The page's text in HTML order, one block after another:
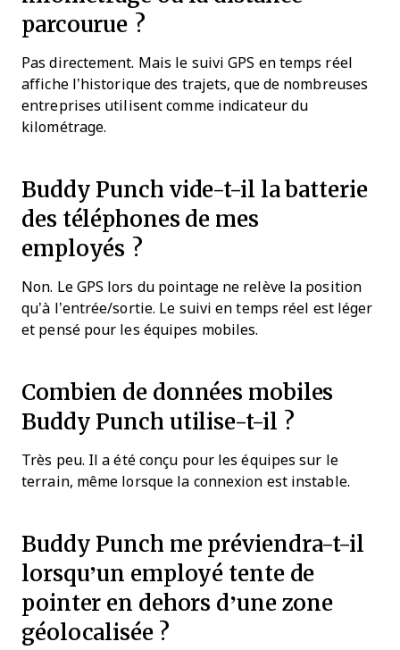
parcourue ?
Pas directement. Mais le suivi GPS en temps réel
affiche l’historique des trajets, que de nombreuses
entreprises utilisent comme indicateur du
kilométrage.
Buddy Punch vide-t-il la batterie
des téléphones de mes
employés ?
Non. Le GPS lors du pointage ne relève la position
qu’à l’entrée/sortie. Le suivi en temps réel est léger
et pensé pour les équipes mobiles.
Combien de données mobiles
Buddy Punch utilise-t-il ?
Très peu. Il a été conçu pour les équipes sur le
terrain, même lorsque la connexion est instable.
Buddy Punch me préviendra-t-il
lorsqu’un employé tente de
pointer en dehors d’une zone
géolocalisée ?